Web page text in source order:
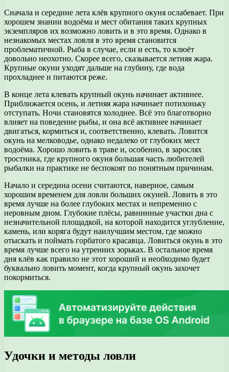
Сначала и середине лета клёв крупного окуня ослабевает. При
хорошем знании водоёма и мест обитания таких крупных
экземпляров их возможно ловить и в это время. Однако в
незнакомых местах ловля в это время становится
проблематичной. Рыба в случае, если и есть, то клюёт
довольно неохотно. Скорее всего, сказывается летняя жара.
Крупные окуни уходят дальше на глубину, где вода
прохладнее и питаются реже.
В конце лета клевать крупный окунь начинает активнее.
Приближается осень, и летняя жара начинает потихоньку
отступать. Ночи становятся холоднее. Всё это благотворно
влияет на поведение рыбы, и она всё активнее начинает
двигаться, кормиться и, соответственно, клевать. Ловится
окунь на мелководье, однако недалеко от глубоких мест
водоёма. Хорошо ловить в траве и, особенно, в зарослях
тростника, где крупного окуня большая часть любителей
рыбалки на практике не беспокоят по понятным причинам.
Начало и середина осени считаются, наверное, самым
хорошим временем для ловли больших окуней. Ловить в это
время лучше на более глубоких местах и непременно с
неровным дном. Глубокие плёсы, равнинные участки дна с
незначительной площадкой, на которой находится углубление,
камень, или коряга будут наилучшим местом, где можно
отыскать и поймать горбатого красавца. Ловиться окунь в это
время лучше всего на утренних зорьках. В остальное время
дня клёв как правило не этот хороший и необходимо будет
буквально ловить момент, когда крупный окунь захочет
покормиться.
Удочки и методы ловли